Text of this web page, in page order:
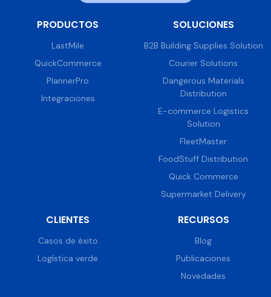
PRODUCTOS
LastMile
QuickCommerce
PlannerPro
Integraciones
SOLUCIONES
B2B Building Supplies Solution
Courier Solutions
Dangerous Materials
Distribution
E-commerce Logistics
Solution
FleetMaster
FoodStuff Distribution
Quick Commerce
Supermarket Delivery
CLIENTES
Casos de éxito
Logística verde
RECURSOS
Blog
Publicaciones
Novedades